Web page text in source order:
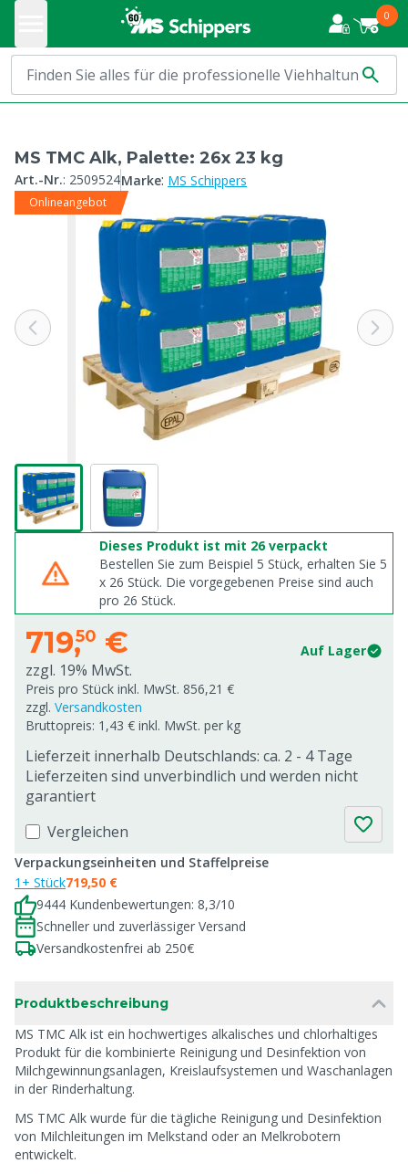
0
MS TMC Alk, Palette: 26x 23 kg
Art.-Nr.: 2509524Marke: MS Schippers
Onlineangebot
Dieses Produkt ist mit 26 verpackt
Bestellen Sie zum Beispiel 5 Stück, erhalten Sie 5
x 26 Stück. Die vorgegebenen Preise sind auch
pro 26 Stück.
719,50 € Auf Lager
zzgl. 19% MwSt.
Preis pro Stück inkl. MwSt. 856,21 €
zzgl. Versandkosten
Bruttopreis: 1,43 € inkl. MwSt. per kg
Lieferzeit innerhalb Deutschlands: ca. 2 - 4 Tage
Lieferzeiten sind unverbindlich und werden nicht
garantiert
Vergleichen
Verpackungseinheiten und Staffelpreise
1+ Stück719,50 €
9444 Kundenbewertungen: 8,3/10
Schneller und zuverlässiger Versand
Versandkostenfrei ab 250€
Produktbeschreibung
MS TMC Alk ist ein hochwertiges alkalisches und chlorhaltiges
Produkt für die kombinierte Reinigung und Desinfektion von
Milchgewinnungsanlagen, Kreislaufsystemen und Waschanlagen
in der Rinderhaltung.
MS TMC Alk wurde für die tägliche Reinigung und Desinfektion
von Milchleitungen im Melkstand oder an Melkrobotern
entwickelt.